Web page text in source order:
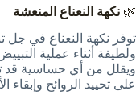
🌿 نكهة النعناع المنعشة
توفر نكهة النعناع في جل
ولطيفة أثناء عملية
ويقلل من أي حساسية قد
على تحييد الروائح